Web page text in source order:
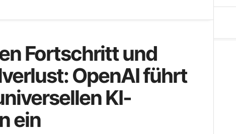
Fortschritt und
OpenAI führt
KI-
ein